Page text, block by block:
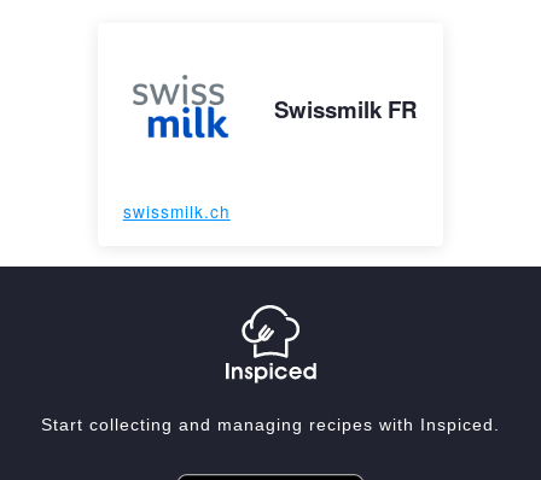
Swissmilk FR
swissmilk.ch
Start collecting and managing recipes with Inspiced.